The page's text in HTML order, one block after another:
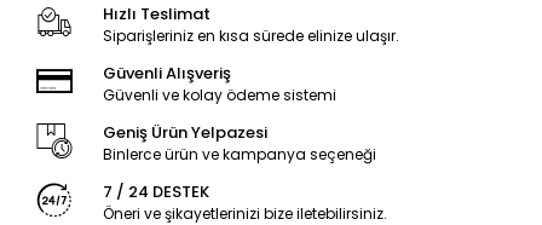
Hızlı Teslimat
Siparişleriniz en kısa sürede elinize ulaşır.
Güvenli Alışveriş
Güvenli ve kolay ödeme sistemi
Geniş Ürün Yelpazesi
Binlerce ürün ve kampanya seçeneği
7 / 24 DESTEK
Öneri ve şikayetlerinizi bize iletebilirsiniz.